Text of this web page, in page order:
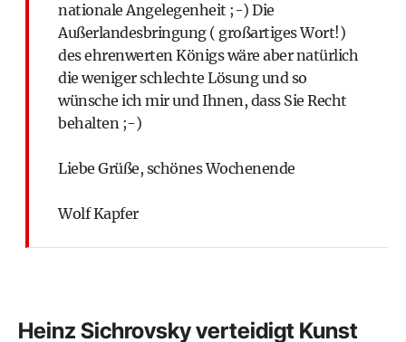
nationale Angelegenheit ;-) Die
Außerlandesbringung ( großartiges Wort!)
des ehrenwerten Königs wäre aber natürlich
die weniger schlechte Lösung und so
wünsche ich mir und Ihnen, dass Sie Recht
behalten ;-)
Liebe Grüße, schönes Wochenende
Wolf Kapfer
Heinz Sichrovsky verteidigt Kunst